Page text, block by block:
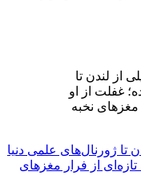
تا ژورنال‌های علمی دنیا
تازه‌ای از فرار مغزهای